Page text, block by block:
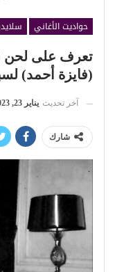
حواديت الأغاني
تعرف على لحن
(فايزة أحمد)
آخر تحديث يناير 23, 2023
شارك